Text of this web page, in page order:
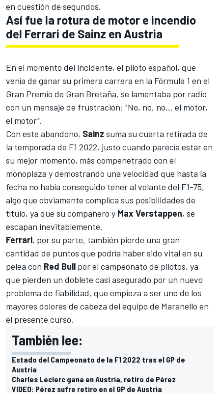
en cuestión de segundos.
Así fue la rotura de motor e incendio
del Ferrari de Sainz en Austria
En el momento del incidente, el piloto español, que
venía de ganar su primera carrera en la Fórmula 1 en el
Gran Premio de Gran Bretaña, se lamentaba por radio
con un mensaje de frustración: "No, no, no... el motor,
el motor".
Con este abandono, Sainz suma su cuarta retirada de
la temporada de F1 2022, justo cuando parecía estar en
su mejor momento, más compenetrado con el
monoplaza y demostrando una velocidad que hasta la
fecha no había conseguido tener al volante del F1-75,
algo que obviamente complica sus posibilidades de
título, ya que su compañero y Max Verstappen, se
escapan inevitablemente.
Ferrari, por su parte, también pierde una gran
cantidad de puntos que podría haber sido vital en su
pelea con Red Bull por el campeonato de pilotos, ya
que pierden un doblete casi asegurado por un nuevo
problema de fiabilidad, que empieza a ser uno de los
mayores dolores de cabeza del equipo de Maranello en
el presente curso.
También lee:
Estado del Campeonato de la F1 2022 tras el GP de
Austria
Charles Leclerc gana en Austria, retiro de Pérez
VIDEO: Pérez sufre retiro en el GP de Austria